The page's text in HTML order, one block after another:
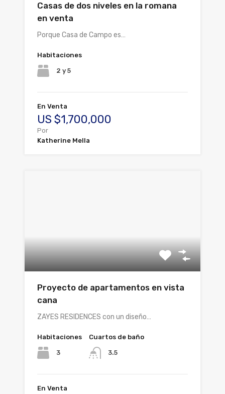
Casas de dos niveles en la romana
en venta
Porque Casa de Campo es…
Habitaciones
2 y 5
En Venta
US $1,700,000
Por
Katherine Mella
Proyecto de apartamentos en vista
cana
ZAYES RESIDENCES con un diseño…
Habitaciones
3
Cuartos de baño
3.5
En Venta